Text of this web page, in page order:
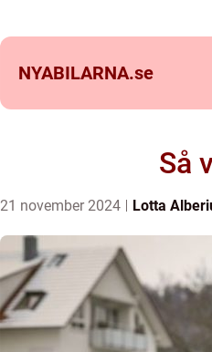
NYABILARNA.se
Så
21 november 2024 Lotta